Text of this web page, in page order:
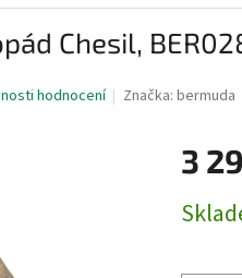
Chesil,
hodnocení Značka:bermuda
3
cena: